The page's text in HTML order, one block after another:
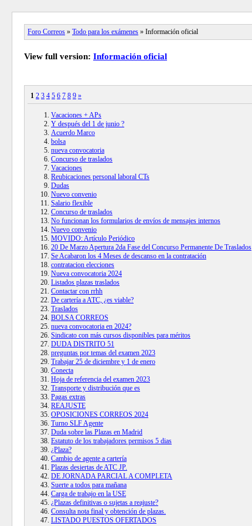
Foro Correos » Todo para los exámenes » Información oficial
View full version: Información oficial
1 2 3 4 5 6 7 8 9 »
Vacaciones + APs
Y después del 1 de junio ?
Acuerdo Marco
bolsa
nueva convocatoria
Concurso de traslados
Vacaciones
Reubicaciones personal laboral CTs
Dudas
Nuevo convenio
Salario flexible
Concurso de traslados
No funcionan los formularios de envíos de mensajes internos
Nuevo convenio
MOVIDO: Artículo Periódico
20 De Marzo Apertura 2da Fase del Concurso Permanente De Traslados
Se Acabaron los 4 Meses de descanso en la contratación
contratacion elecciones
Nueva convocatoria 2024
Listados plazas traslados
Contactar con rrhh
De cartería a ATC, ¿es viable?
Traslados
BOLSA CORREOS
nueva convocatoria en 2024?
Sindicato con más cursos disponibles para méritos
DUDA DISTRITO 51
preguntas por temas del examen 2023
Trabajar 25 de diciembre y 1 de enero
Conecta
Hoja de referencia del examen 2023
Transporte y distribución que es
Pagas extras
REAJUSTE
OPOSICIONES CORREOS 2024
Turno SLF Agente
Duda sobre las Plazas en Madrid
Estatuto de los trabajadores permisos 5 dias
¿Plaza?
Cambio de agente a cartería
Plazas desiertas de ATC JP.
DE JORNADA PARCIAL A COMPLETA
Suerte a todos para mañana
Carga de trabajo en la USE
¿Plazas definitivas o sujetas a reajuste?
Consulta nota final y obtención de plazas.
LISTADO PUESTOS OFERTADOS